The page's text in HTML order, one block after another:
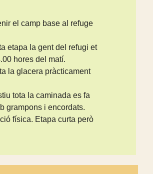
el camp base al refuge
etapa la gent del refugi et
hores del matí.
la glacera pràcticament
tota la caminada es fa
grampons i encordats.
física. Etapa curta però